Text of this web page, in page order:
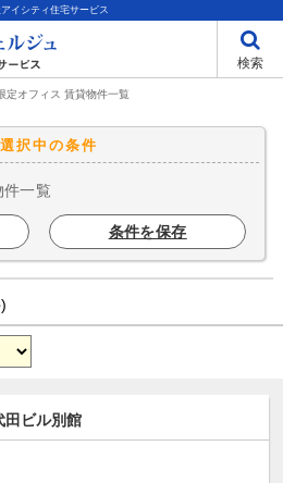
イシティ住宅サービス
検索
定オフィス 賃貸物件一覧
選択中の条件
件一覧
条件を保存
田ビル別館